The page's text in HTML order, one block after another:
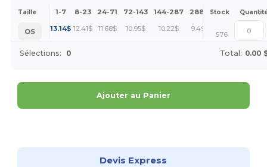
Taille 1-7 8-23 24-71 72-143 144-287 288 + Plus
Stock
OS 13.14$ 12.41$ 11.68$ 10.95$ 10.22$ 9.49 +
576
Sélections: 0 Total: 0.00
Ajouter au Panier
Devis Express